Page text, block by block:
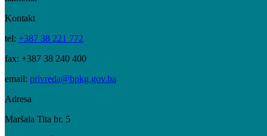
neophodno je nastaviti sa daljim aktivnostima kako bi se realizovali